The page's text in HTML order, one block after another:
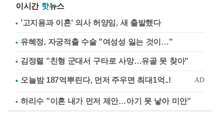
이시간 핫뉴스
'고지용과 이혼' 의사 허양임, 새 출발했다
유혜정, 자궁적출 수술 "여성성 잃는 것이…"
김정렬 "친형 군대서 구타로 사망…유골 못 찾아"
하리수 "이혼 내가 먼저 제안…아기 못 낳아 미안"